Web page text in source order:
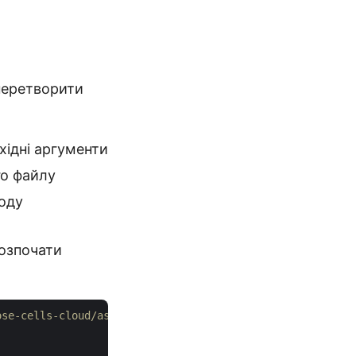
аргументи
файлу
cells-cloud/aspose-cells-cloud-java